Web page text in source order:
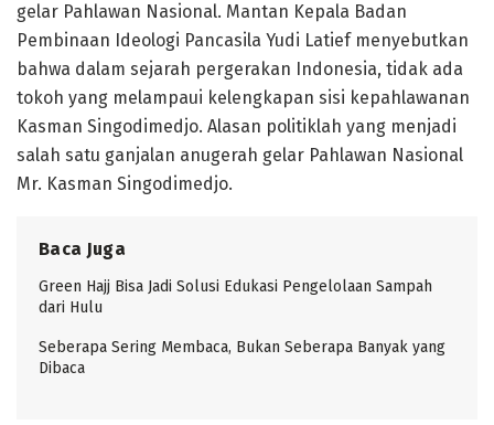
gelar Pahlawan Nasional. Mantan Kepala Badan
Pembinaan Ideologi Pancasila Yudi Latief menyebutkan
bahwa dalam sejarah pergerakan Indonesia, tidak ada
tokoh yang melampaui kelengkapan sisi kepahlawanan
Kasman Singodimedjo. Alasan politiklah yang menjadi
salah satu ganjalan anugerah gelar Pahlawan Nasional
Mr. Kasman Singodimedjo.
Baca Juga
Green Hajj Bisa Jadi Solusi Edukasi Pengelolaan Sampah
dari Hulu
Seberapa Sering Membaca, Bukan Seberapa Banyak yang
Dibaca